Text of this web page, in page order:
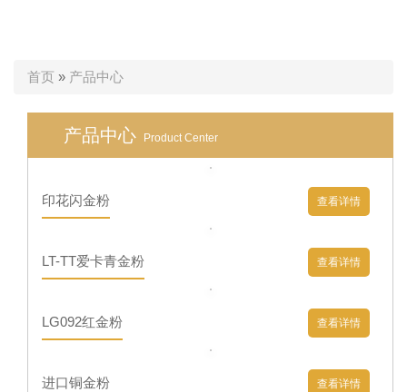
首页 » 产品中心
产品中心 Product Center
查看详情
印花闪金粉
查看详情
LT-TT爱卡青金粉
查看详情
LG092红金粉
查看详情
进口铜金粉